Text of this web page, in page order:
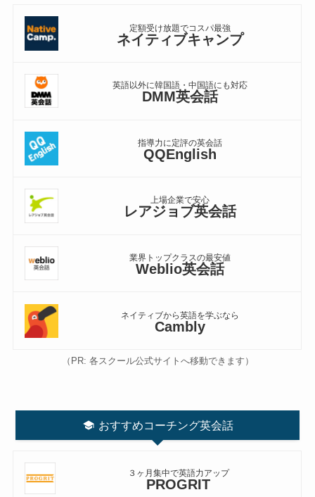
定額受け放題でコスパ最強
ネイティブキャンプ
英語以外に韓国語・中国語にも対応
DMM英会話
指導力に定評の英会話
QQEnglish
上場企業で安心
レアジョブ英会話
業界トップクラスの最安値
Weblio英会話
ネイティブから英語を学ぶなら
Cambly
（PR: 各スクール公式サイトへ移動できます）
おすすめコーチング英会話
３ヶ月集中で英語力アップ
PROGRIT